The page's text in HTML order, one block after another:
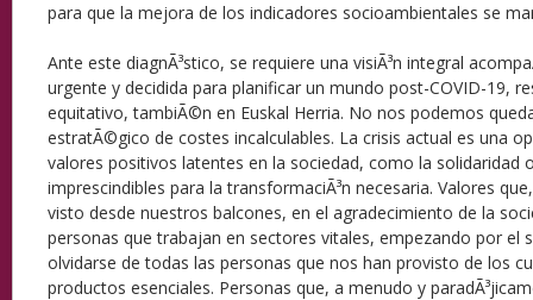
para que la mejora de los indicadores socioambientales se
Ante este diagnÃ³stico, se requiere una visiÃ³n integral
urgente y decidida para planificar un mundo post-COVID-19,
equitativo, tambiÃ©n en Euskal Herria. No nos podemos
estratÃ©gico de costes incalculables. La crisis actual es una
valores positivos latentes en la sociedad, como la solidaridad
imprescindibles para la transformaciÃ³n necesaria. Valores
visto desde nuestros balcones, en el agradecimiento de la
personas que trabajan en sectores vitales, empezando por el
olvidarse de todas las personas que nos han provisto de los
productos esenciales. Personas que, a menudo y